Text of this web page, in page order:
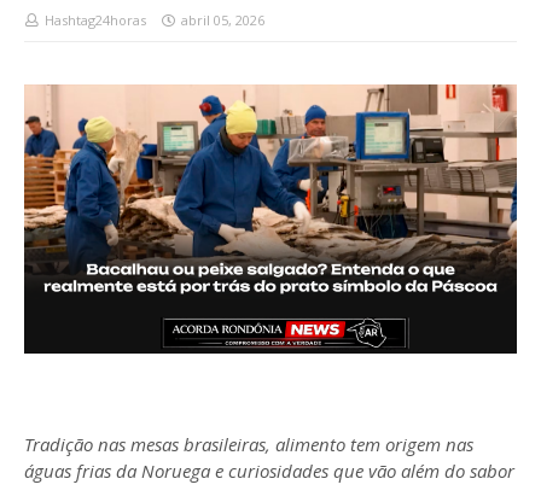
Hashtag24horas abril 05, 2026
Tradição nas mesas brasileiras, alimento tem origem nas
águas frias da Noruega e curiosidades que vão além do sabor